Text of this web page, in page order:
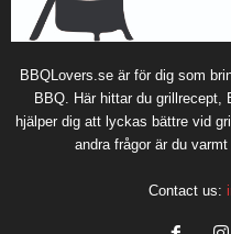
BBQLovers.se är för dig som
BBQ. Här hittar du grillrecept,
hjälper dig att lyckas bättre vid
andra frågor är du
Contact us: